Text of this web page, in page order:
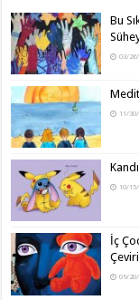
Bu
03/
11/
10/
İç
09/